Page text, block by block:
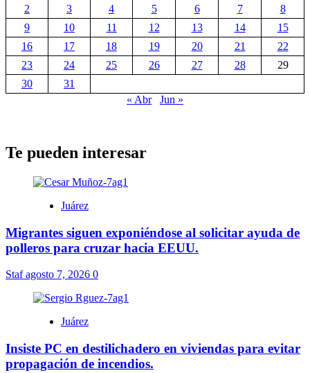
2
3 4 5 6 7
8
9
10 11 12 13 14
15
16
17 18 19 20 21
22
23
24 25 26 27 28
29
30
31
« Abr
Jun »
Te pueden interesar
Juárez
Migrantes siguen exponiéndose al solicitar ayuda de
polleros para cruzar hacia EEUU.
Stafagosto 7, 2026 0
Juárez
Insiste PC en destilichadero en viviendas para evitar
propagación de incendios.